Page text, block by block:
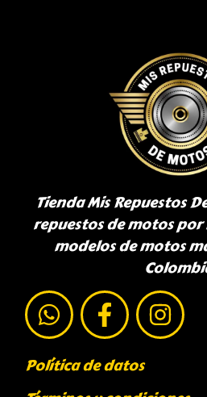
Tienda Mis Repuestos
repuestos de motos
modelos de motos
Política de datos